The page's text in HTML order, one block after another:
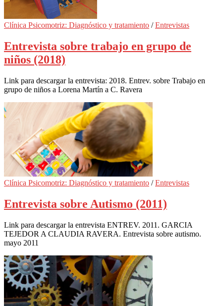
Clínica Psicomotriz: Diagnóstico y tratamiento /Entrevistas
Entrevista sobre trabajo en grupo de
niños (2018)
Link para descargar la entrevista: 2018. Entrev. sobre Trabajo en
grupo de niños a Lorena Martín a C. Ravera
Clínica Psicomotriz: Diagnóstico y tratamiento /Entrevistas
Entrevista sobre Autismo (2011)
Link para descargar la entrevista ENTREV. 2011. GARCIA
TEJEDOR A CLAUDIA RAVERA. Entrevista sobre autismo.
mayo 2011